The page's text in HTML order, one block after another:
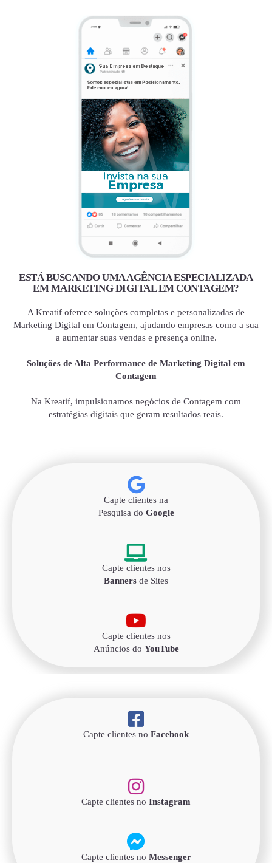
ESTÁ BUSCANDO UMA AGÊNCIA ESPECIALIZADA
EM MARKETING DIGITAL EM CONTAGEM?
A Kreatif oferece soluções completas e personalizadas de
Marketing Digital em Contagem, ajudando empresas como a sua
a aumentar suas vendas e presença online.
Soluções de Alta Performance de Marketing Digital em
Contagem
Na Kreatif, impulsionamos negócios de Contagem com
estratégias digitais que geram resultados reais.
Capte clientes na
Pesquisa do Google
Capte clientes nos
Banners de Sites
Capte clientes nos
Anúncios do YouTube
Capte clientes no Facebook
Capte clientes no Instagram
Capte clientes no Messenger